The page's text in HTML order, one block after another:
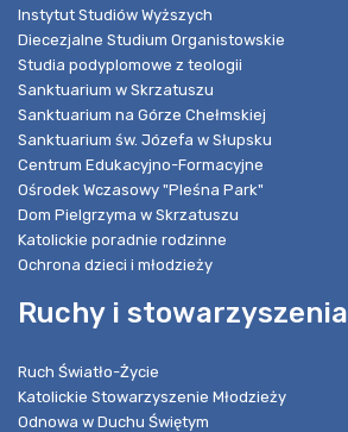
Instytut Studiów Wyższych
Diecezjalne Studium Organistowskie
Studia podyplomowe z teologii
Sanktuarium w Skrzatuszu
Sanktuarium na Górze Chełmskiej
Sanktuarium św. Józefa w Słupsku
Centrum Edukacyjno-Formacyjne
Ośrodek Wczasowy "Pleśna Park"
Dom Pielgrzyma w Skrzatuszu
Katolickie poradnie rodzinne
Ochrona dzieci i młodzieży
Ruchy i stowarzyszenia
Ruch Światło-Życie
Katolickie Stowarzyszenie Młodzieży
Odnowa w Duchu Świętym